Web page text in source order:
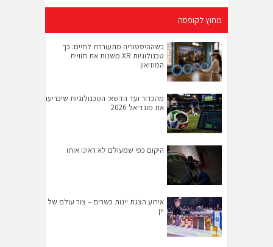
מחוץ לקופסה
כשההיסטוריה מתעוררת לחיים: כך
טכנולוגיות XR משנות את חוויית
המוזיאון
מהכדור ועד הדשא: הטכנולוגיות שיכריעו
את מונדיאל 2026
היקום כפי שמעולם לא ראינו אותו
אירוע הצגת יינות כשרים – צור עולם של
יין